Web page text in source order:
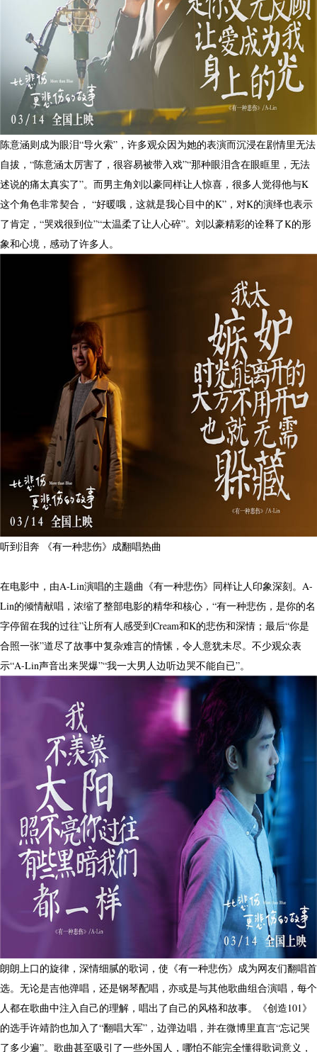
陈意涵则成为眼泪“导火索”，许多观众因为她的表演而沉浸在剧情里无法
自拔，“陈意涵太厉害了，很容易被带入戏”“那种眼泪含在眼眶里，无法
述说的痛太真实了”。而男主角刘以豪同样让人惊喜，很多人觉得他与K
这个角色非常契合， “好暖哦，这就是我心目中的K”，对K的演绎也表示
了肯定，“哭戏很到位”“太温柔了让人心碎”。刘以豪精彩的诠释了K的形
象和心境，感动了许多人。
听到泪奔 《有一种悲伤》成翻唱热曲
在电影中，由A-Lin演唱的主题曲《有一种悲伤》同样让人印象深刻。A-
Lin的倾情献唱，浓缩了整部电影的精华和核心，“有一种悲伤，是你的名
字停留在我的过往”让所有人感受到Cream和K的悲伤和深情；最后“你是
合照一张”道尽了故事中复杂难言的情愫，令人意犹未尽。不少观众表
示“A-Lin声音出来哭爆”“我一大男人边听边哭不能自已”。
朗朗上口的旋律，深情细腻的歌词，使《有一种悲伤》成为网友们翻唱首
选。无论是吉他弹唱，还是钢琴配唱，亦或是与其他歌曲组合演唱，每个
人都在歌曲中注入自己的理解，唱出了自己的风格和故事。《创造101》
的选手许靖韵也加入了“翻唱大军”，边弹边唱，并在微博里直言“忘记哭
了多少遍”。歌曲甚至吸引了一些外国人，哪怕不能完全懂得歌词意义，